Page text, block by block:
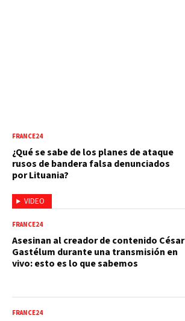
VIDEO
FRANCE24
¿Qué se sabe de los planes de ataque
rusos de bandera falsa denunciados
por Lituania?
FRANCE24
Asesinan al creador de contenido César
Gastélum durante una transmisión en
vivo: esto es lo que sabemos
FRANCE24